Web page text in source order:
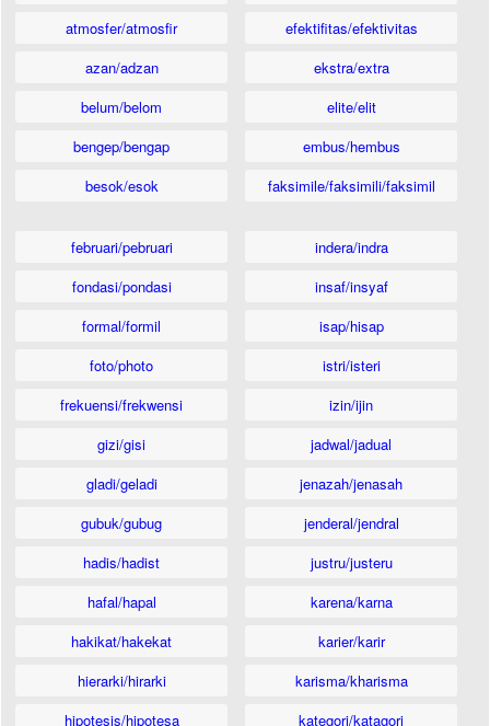
atmosfer/atmosfir
azan/adzan
belum/belom
bengep/bengap
besok/esok
efektifitas/efektivitas
ekstra/extra
elite/elit
embus/hembus
faksimile/faksimili/faksimil
februari/pebruari
fondasi/pondasi
formal/formil
foto/photo
frekuensi/frekwensi
gizi/gisi
gladi/geladi
gubuk/gubug
hadis/hadist
hafal/hapal
hakikat/hakekat
hierarki/hirarki
hipotesis/hipotesa
indera/indra
insaf/insyaf
isap/hisap
istri/isteri
izin/ijin
jadwal/jadual
jenazah/jenasah
jenderal/jendral
justru/justeru
karena/karna
karier/karir
karisma/kharisma
kategori/katagori